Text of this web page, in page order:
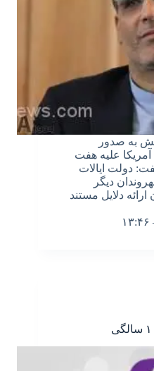
به صدور
علیه هفت
دولت ایالات
دیگر
دلایل مستند